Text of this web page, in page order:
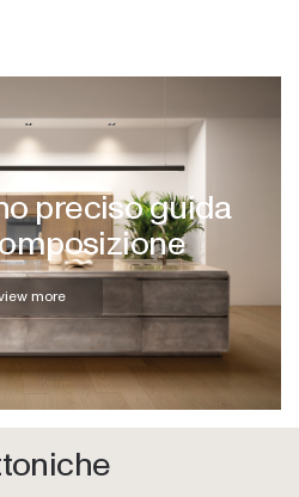
preciso guida
more